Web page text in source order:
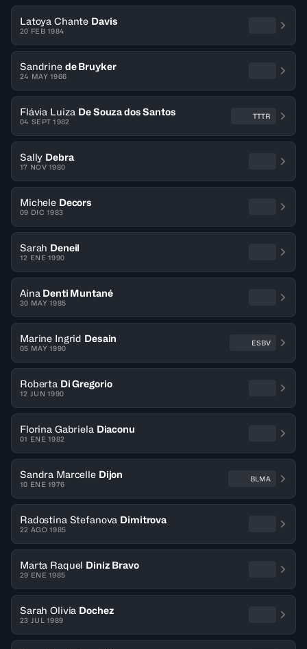
Latoya Chante Davis
20 FEB 1984
Sandrine de Bruyker
24 MAY 1966
Flávia Luiza De Souza dos Santos
04 SEPT 1982
TTTR
Sally Debra
17 NOV 1980
Michele Decors
09 DIC 1983
Sarah Deneil
12 ENE 1990
Aina Denti Muntané
30 MAY 1985
Marine Ingrid Desain
05 MAY 1990
ESBV
Roberta Di Gregorio
12 JUN 1990
Florina Gabriela Diaconu
01 ENE 1982
Sandra Marcelle Dijon
10 ENE 1976
BLMA
Radostina Stefanova Dimitrova
22 AGO 1985
Marta Raquel Diniz Bravo
29 ENE 1985
Sarah Olivia Dochez
23 JUL 1989